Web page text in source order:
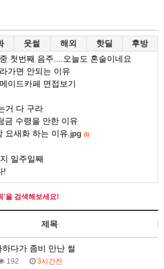
웃썰 해외 핫딜 후방
첫번째 음주....오늘도 혼술이네요
가면 안되는 이유
이드카페 면접보기
거 다 구라
금 수령을 안한 이유
요새화 하는 이유.jpg (1)
일주일째
!
'을 검색해보세요!
제목
다가 좀비 만난 썰
192 3시간전